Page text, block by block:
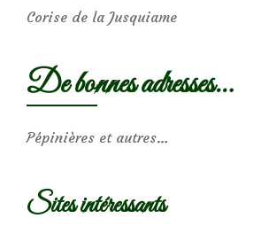
Corise de la Jusquiame
De bonnes adresses…
Pépinières et autres…
Sites intéressants